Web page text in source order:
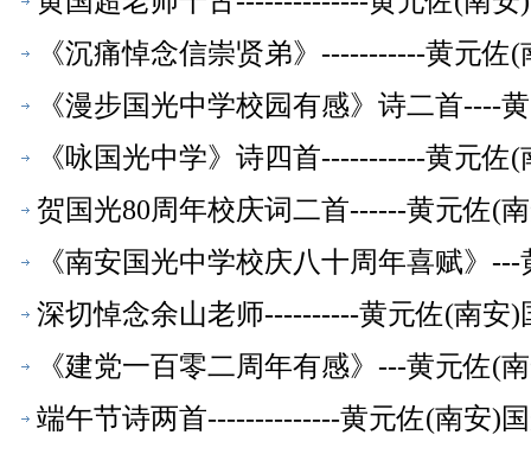
《沉痛悼念信崇贤弟》-----------黄元
《漫步国光中学校园有感》诗二首----
《咏国光中学》诗四首-----------黄元
贺国光80周年校庆词二首------黄元佐(
《南安国光中学校庆八十周年喜赋》
深切悼念余山老师----------黄元佐(南安
《建党一百零二周年有感》---黄元佐(
端午节诗两首--------------黄元佐(南安)